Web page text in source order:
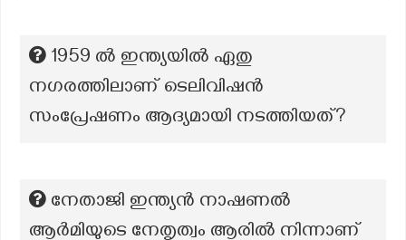
1959 ൽ ഇന്ത്യയിൽ ഏതു
നഗരത്തിലാണ് ടെലിവിഷൻ
സംപ്രേഷണം ആദ്യമായി നടത്തിയത്?
നേതാജി ഇന്ത്യൻ നാഷണൽ
ആർമിയുടെ നേതൃത്വം ആരിൽ നിന്നാണ്